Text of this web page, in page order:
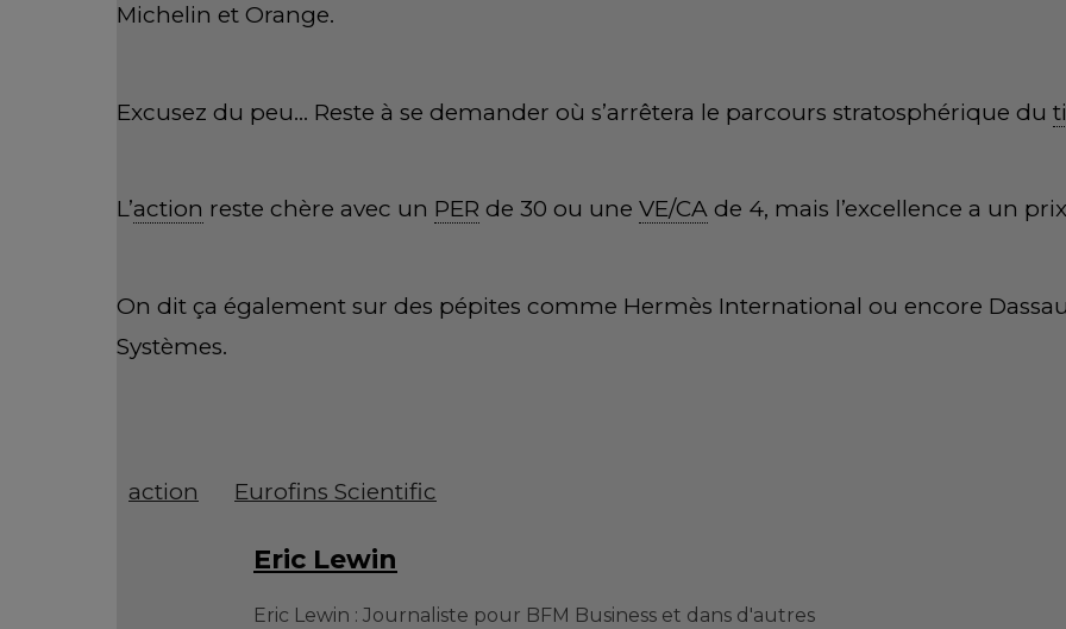
Michelin et Orange.
Excusez du peu… Reste à se demander où s’arrêtera le parcours stratosphérique du
L’action reste chère avec un PER de 30 ou une VE/CA de 4, mais l’excellence a un
On dit ça également sur des pépites comme Hermès International ou encore
Systèmes.
action Eurofins Scientific
Eric Lewin
Eric Lewin : Journaliste pour BFM Business et dans d'autres